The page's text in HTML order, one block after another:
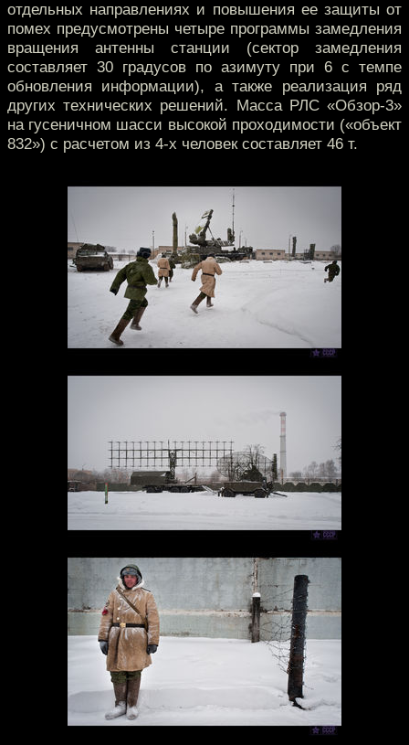
отдельных направлениях и повышения ее защиты от
помех предусмотрены четыре программы замедления
вращения антенны станции (сектор замедления
составляет 30 градусов по азимуту при 6 с темпе
обновления информации), а также реализация ряд
других технических решений. Масса РЛС «Обзор-3»
на гусеничном шасси высокой проходимости («объект
832») с расчетом из 4-х человек составляет 46 т.